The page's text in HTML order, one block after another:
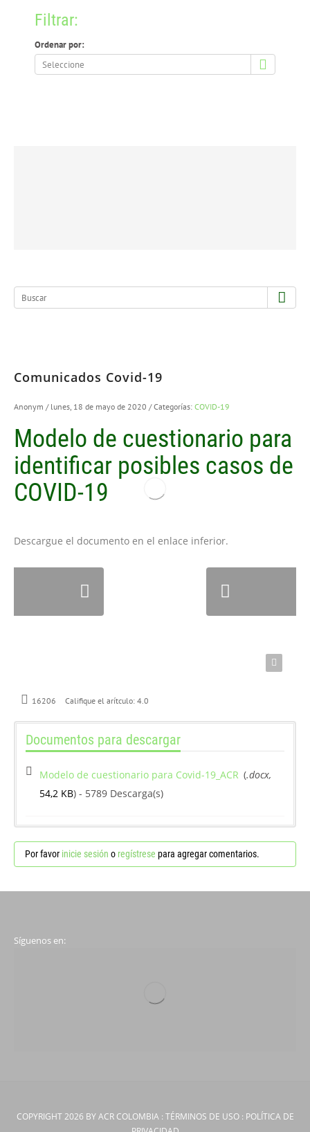
Filtrar:
Ordenar por:
Ordenar
Comunicados Covid-19
Anonym / lunes, 18 de mayo de 2020 / Categorías: COVID-19
Modelo de cuestionario para
identificar posibles casos de
COVID-19
Descargue el documento en el enlace inferior.
16206 Califique el arítculo: 4.0
Documentos para descargar
Modelo de cuestionario para Covid-19_ACR (.docx,
54,2 KB) - 5789 Descarga(s)
Por favor inicie sesión o regístrese para agregar comentarios.
Síguenos en:
COPYRIGHT 2026 BY ACR COLOMBIA: TÉRMINOS DE USO: POLÍTICA DE